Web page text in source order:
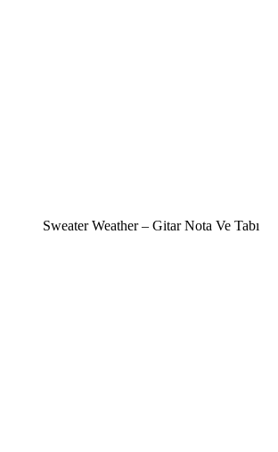
Sweater Weather – Gitar Nota Ve Tabı